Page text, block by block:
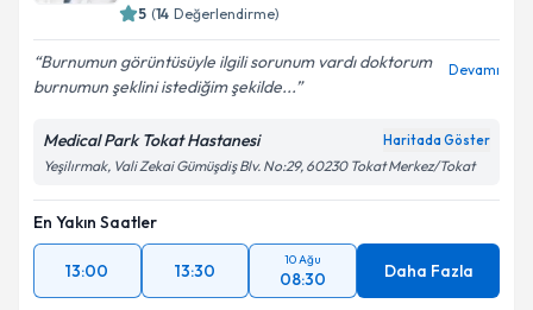
5 (14 Değerlendirme)
Burnumun görüntüsüyle ilgili sorunum vardı doktorum
burnumun şeklini istediğim şekilde...
Devamı
Medical Park Tokat Hastanesi Haritada Göster
Yeşilırmak, Vali Zekai Gümüşdiş Blv. No:29, 60230 Tokat Merkez/Tokat
En Yakın Saatler
13:00 13:30
10 Ağu
08:30 Daha Fazla